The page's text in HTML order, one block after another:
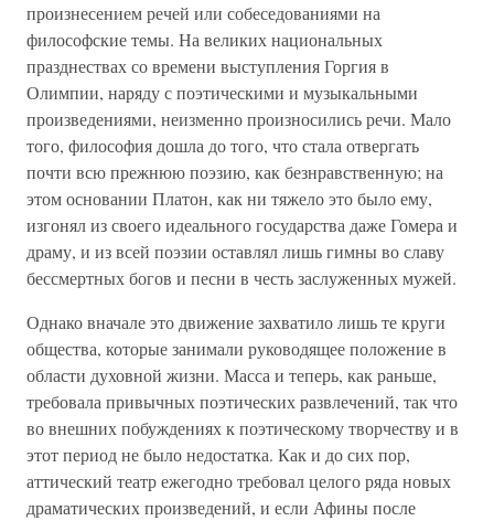
произнесением ре­чей или собеседованиями на
философские темы. На великих национальных
празднествах со времени выступления Горгия в
Олимпии, наряду с поэтическими и музыкальными
произ­ведениями, неизменно произносились речи. Мало
того, фи­лософия дошла до того, что стала отвергать
почти всю преж­нюю поэзию, как безнравственную; на
этом основании Пла­тон, как ни тяжело это было ему,
изгонял из своего идеаль­ного государства даже Гомера и
драму, и из всей поэзии ос­тавлял лишь гимны во славу
бессмертных богов и песни в честь заслуженных мужей.
Однако вначале это движение захватило лишь те круги
общества, которые занимали руководящее положение в
об­ласти духовной жизни. Масса и теперь, как раньше,
требова­ла привычных поэтических развлечений, так что
во внешних побуждениях к поэтическому творчеству и в
этот период не было недостатка. Как и до сих пор,
аттический театр еже­годно требовал целого ряда новых
драматических произве­дений, и если Афины после